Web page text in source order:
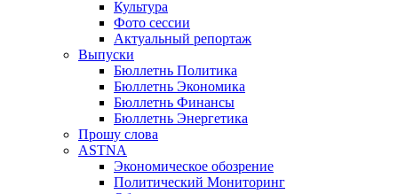
Культура
Фото сессии
Актуальный репортаж
Выпуски
Бюллетнь Политика
Бюллетнь Экономика
Бюллетнь Финансы
Бюллетнь Энергетика
Прошу слова
ASTNA
Экономическое обозрение
Политический Мониторинг